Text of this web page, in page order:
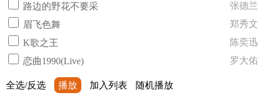
路边的野花不要采
张德兰
眉飞色舞
郑秀文
K歌之王
陈奕迅
恋曲1990(Live)
罗大佑
全选/反选 播放 加入列表 随机播放